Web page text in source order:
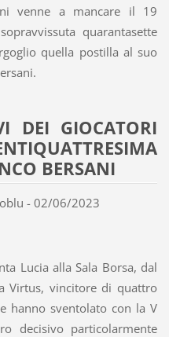
venne a mancare il 19
quarantasette
quella postilla al suo
DEI GIOCATORI
BERSANI
- 02/06/2023
Lucia alla Sala Borsa, dal
Virtus, vincitore di quattro
hanno sventolato con la V
decisivo particolarmente